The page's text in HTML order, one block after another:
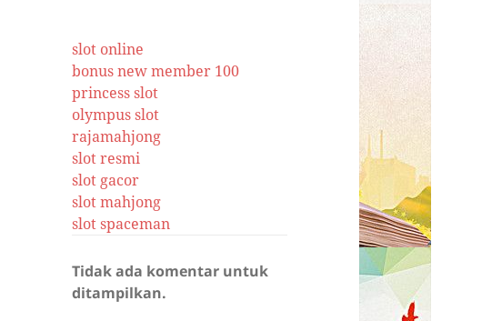
slot online
bonus new member 100
princess slot
olympus slot
rajamahjong
slot resmi
slot gacor
slot mahjong
slot spaceman
Tidak ada komentar untuk
ditampilkan.